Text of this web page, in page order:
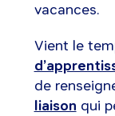
vacances.
Vient le
de
liaison qui